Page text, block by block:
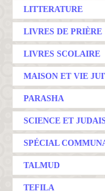
LITTERATURE
LIVRES DE PRIÈRE
LIVRES SCOLAIRE
MAISON ET VIE
PARASHA
SCIENCE ET
SPÉCIAL
TALMUD
TEFILA